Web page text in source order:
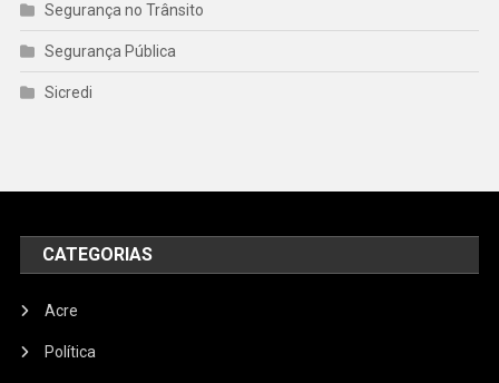
Segurança no Trânsito
Segurança Pública
Sicredi
CATEGORIAS
Acre
Política